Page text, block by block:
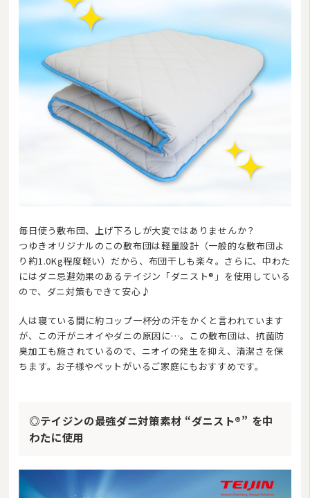
毎日使う敷布団、上げ下ろしが大変ではありませんか？
つゆきオリジナルのこの敷布団は軽量設計（一般的な敷布団よ
り約1.0Kg程度軽い）だから、布団干しも楽々。さらに、中わた
にはダニ忌避効果のあるテイジン「ダニスト®」を使用している
ので、ダニ対策もできて安心♪
人は寝ている間に約コップ一杯分の汗をかくと言われています
が、この汗がニオイやダニの原因に…。この敷布団は、抗菌防
臭加工も施されているので、ニオイの発生を抑え、清潔さを保
ちます。お子様やペットがいるご家庭にもおすすめです。
◎テイジンの最強ダニ対策素材 “ダニスト®” を中
わたに使用